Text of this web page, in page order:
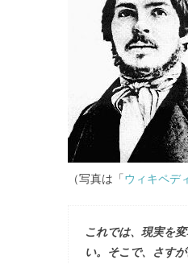
（写真は「ウィキペデ
これでは、現実を
い。そこで、さす